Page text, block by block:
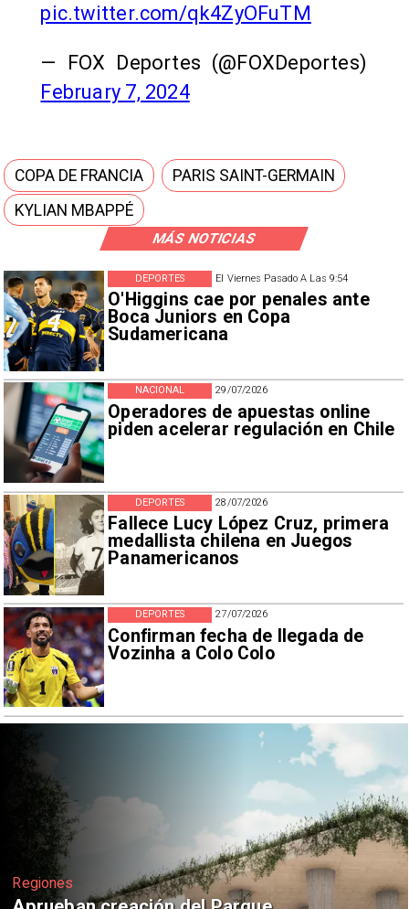
MÁS NOTICIAS
El Viernes Pasado A Las 9:54
O'Higgins cae por penales ante
Boca Juniors en Copa
Sudamericana
DEPORTES
29/07/2026
Operadores de apuestas online
piden acelerar regulación en Chile
NACIONAL
28/07/2026
Fallece Lucy López Cruz, primera
medallista chilena en Juegos
Panamericanos
DEPORTES
27/07/2026
Confirman fecha de llegada de
Vozinha a Colo Colo
DEPORTES
pic.twitter.com/qk4ZyOFuTM
— FOX Deportes (@FOXDeportes)
February 7, 2024
COPA DE FRANCIA
PARIS SAINT-GERMAIN
KYLIAN MBAPPÉ
Deportes